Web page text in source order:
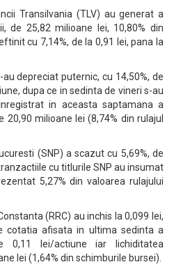
Transilvania (TLV) au generat a
de 25,82 milioane lei, 10,80% din
cu 7,14%, de la 0,91 lei, pana la
au depreciat puternic, cu 14,50%, de
dupa ce in sedinta de vineri s-au
in aceasta saptamana a
milioane lei (8,74% din rulajul
(SNP) a scazut cu 5,69%, de
cu titlurile SNP au insumat
5,27% din valoarea rulajului
(RRC) au inchis la 0,099 lei,
cotatia afisata in ultima sedinta a
0,11 lei/actiune iar lichiditatea
lei (1,64% din schimburile bursei).